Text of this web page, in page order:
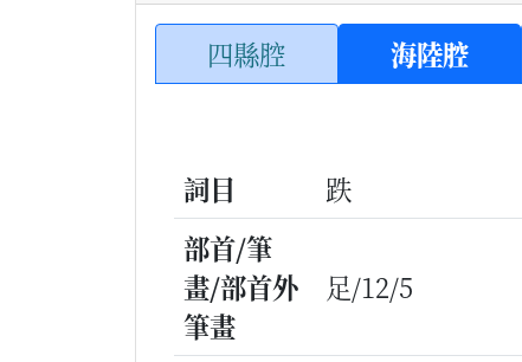
四縣腔 海陸腔
詞目
跌
部首/筆
畫/部首外
筆畫
足/12/5